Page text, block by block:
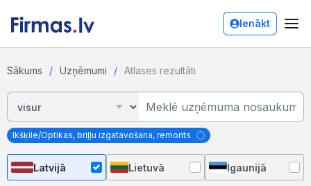
Ienākt
Sākums Uzņēmumi Atlases rezultāti
Ikšķile/Optikas, briļļu izgatavošana, remonts
Latvijā Lietuvā Igaunijā